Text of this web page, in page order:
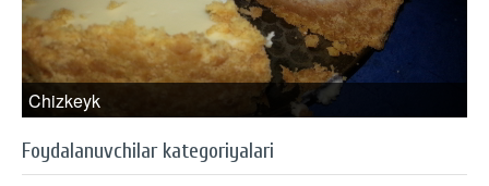
Chizkeyk
Foydalanuvchilar kategoriyalari